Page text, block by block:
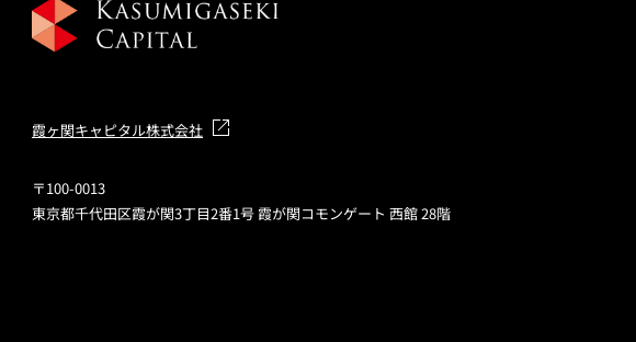
霞ヶ関キャピタル株式会社
〒100-0013
東京都千代田区霞が関3丁目2番1号 霞が関コモンゲート 西館 28階